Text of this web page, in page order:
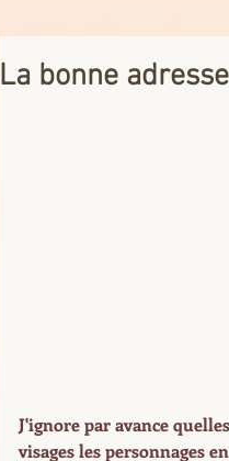
La bonne adresse
J'ignore par avance
visages les personnages